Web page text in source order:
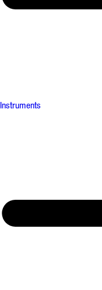
Instruments